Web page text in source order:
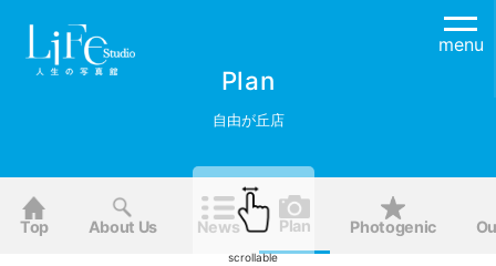
menu
Plan
自由が丘店
Top About Us News Plan Photogenic
scrollable